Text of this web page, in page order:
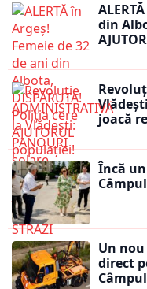
din
joacă
Încă
Un nou
direct